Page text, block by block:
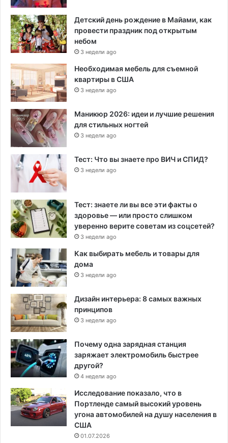
Детский день рождение в Майами, как
провести праздник под открытым
небом
3 недели ago
Необходимая мебель для съемной
квартиры в США
3 недели ago
Маникюр 2026: идеи и лучшие решения
для стильных ногтей
3 недели ago
Тест: Что вы знаете про ВИЧ и СПИД?
3 недели ago
Тест: знаете ли вы все эти факты о
здоровье — или просто слишком
уверенно верите советам из соцсетей?
3 недели ago
Как выбирать мебель и товары для
дома
3 недели ago
Дизайн интерьера: 8 самых важных
принципов
3 недели ago
Почему одна зарядная станция
заряжает электромобиль быстрее
другой?
4 недели ago
Исследование показало, что в
Портленде самый высокий уровень
угона автомобилей на душу населения в
США
01.07.2026